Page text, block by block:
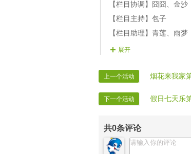
津快板-网虫张二哥》
轻轻歌单《地方戏-无锡
《京剧-梨花颂》《黄梅戏
06.在线聊友点翻：歌单
08.栏目结束歌：《再见》
09.栏目结束舞：《难忘今
【栏目协调】囧囧、金沙
【栏目主持】包子
【栏目助理】青莲、雨梦
【栏目助理】桃源、飞翔
展开
上一个活动 烟花来我家
下一个活动 假日七天乐
共0条评论